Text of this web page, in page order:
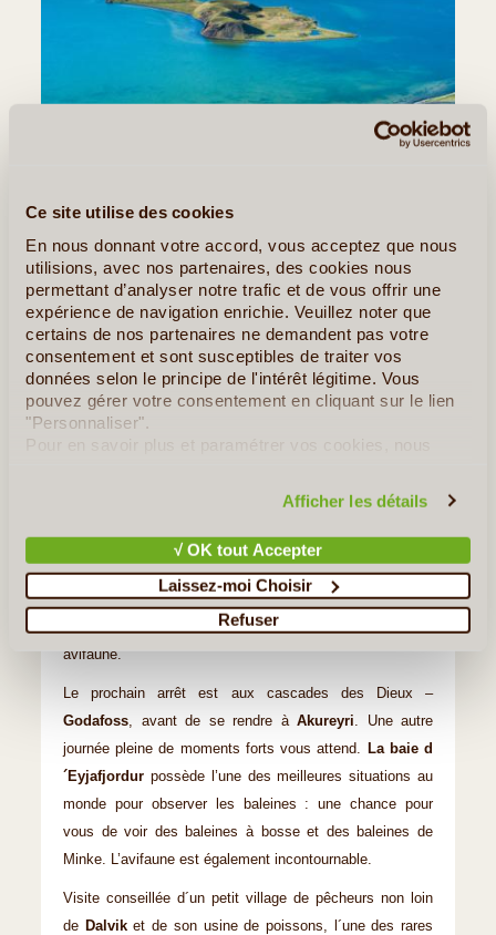
Ce site utilise des cookies
En nous donnant votre accord, vous acceptez que nous
utilisions, avec nos partenaires, des cookies nous
permettant d’analyser notre trafic et de vous offrir une
expérience de navigation enrichie. Veuillez noter que
certains de nos partenaires ne demandent pas votre
consentement et sont susceptibles de traiter vos
données selon le principe de l'intérêt légitime. Vous
pouvez gérer votre consentement en cliquant sur le lien
"Personnaliser".
Pour en savoir plus et paramétrer vos cookies, nous
Afficher les détails
√ OK tout Accepter
Laissez-moi Choisir
Refuser
©
Jour 5 - 6 Le lac Myvatn et Akureyri
Distance : 265 Kms
Petit déjeuner buffet à l’hôtel.
Vous vous dirigez vers
pseudo cratères. Un lieu très populaire dans ces environs
estDimmuborgir(Châetau sombre). Dimmuborgir est
composé de plusieurs caves volcaniques et formations
rocheuses. De plus, Myvatn est connu pour sa riche
avifaune.
Le prochain arrêt est aux cascades des Dieux –
Godafoss, avant de se rendre à Akureyri. Une autre
journée pleine de moments forts vous attend.
La baie d
´Eyjafjordur possède l’une des meilleures situations au
monde pour observer les baleines : une chance pour
vous de voir des baleines à bosse et des baleines de
Minke. L’avifaune est également incontournable.
Visite conseillée d´un petit village de pêcheurs non loin
de Dalviket de son usine de poissons, l´une des rares